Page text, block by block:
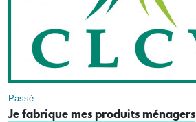
Passé
Je fabrique mes produits ménagers